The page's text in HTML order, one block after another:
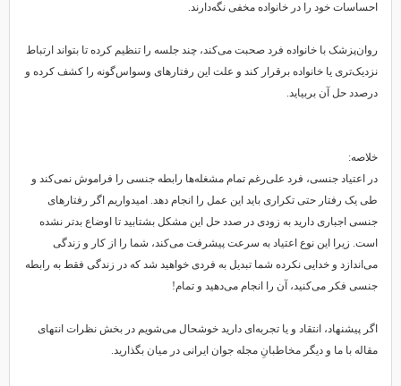
احساسات خود را در خانواده مخفی نگه‌دارند.
روان‌پزشک با خانواده فرد صحبت می‌کند، چند جلسه را تنظیم کرده تا بتواند ارتباط
نزدیک‌تری یا خانواده برقرار کند و علت این رفتارهای وسواس‌گونه را کشف کرده و
درصدد حل آن بربیاید.
خلاصه:
در اعتیاد جنسی، فرد علی‌رغم تمام مشغله‌ها رابطه جنسی را فراموش نمی‌کند و
طی یک رفتار حتی تکراری باید این عمل را انجام دهد. امیدواریم اگر رفتارهای
جنسی اجباری دارید به زودی در صدد حل این مشکل بشتابید تا اوضاع بدتر نشده
است. زیرا این نوع اعتیاد به سرعت پیشرفت می‌کند، شما را از کار و زندگی
می‌اندازد و خدایی نکرده شما تبدیل به فردی خواهید شد که در زندگی فقط به رابطه
جنسی فکر می‌کنید، آن را انجام می‌دهید و تمام!
اگر پیشنهاد، انتقاد و یا تجربه‌ای دارید خوشحال می‌شویم در بخش نظرات انتهای
مقاله با ما و دیگر مخاطبانِ مجله جوان ایرانی در میان بگذارید.